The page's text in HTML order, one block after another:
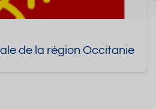
de la région Occitanie